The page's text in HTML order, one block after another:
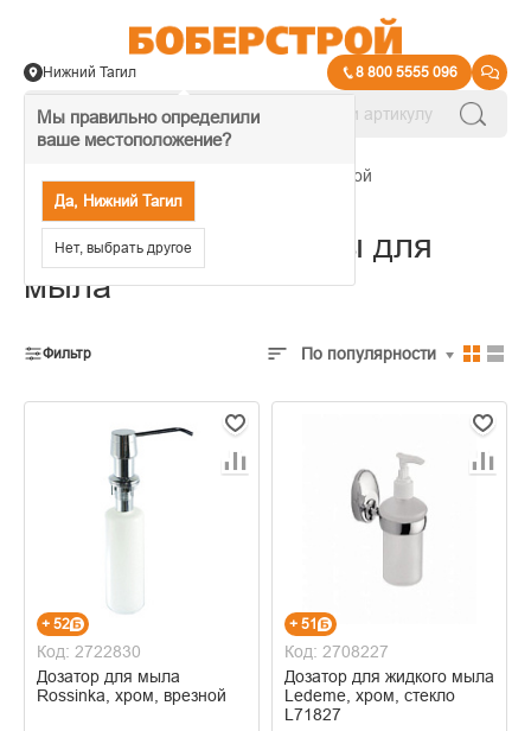
Мы правильно определили
ваше местоположение?
Да, Нижний Тагил
Нет, выбрать другое
Нижний Тагил 8 800 5555 096
Подвесные аксессуары для ванной
Подвесные дозаторы для
мыла
Фильтр По популярности
+ 52
Код: 2722830
Дозатор для мыла
Rossinka, хром, врезной
+ 51
Код: 2708227
Дозатор для жидкого мыла
Ledeme, хром, стекло
L71827